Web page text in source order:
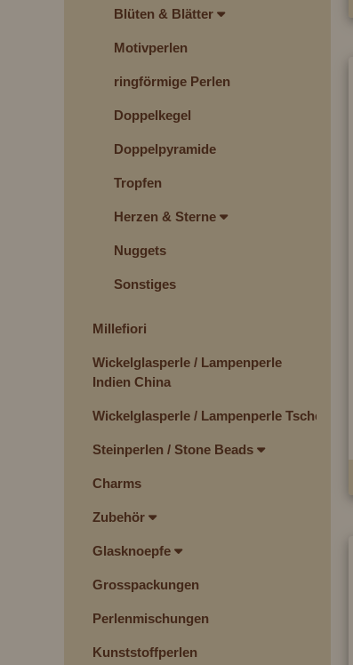
Blüten & Blätter
Motivperlen
ringförmige Perlen
Doppelkegel
Doppelpyramide
Tropfen
Herzen & Sterne
Nuggets
Sonstiges
Millefiori
Wickelglasperle / Lampenperle
Indien China
Wickelglasperle / Lampenperle Tschechien
Steinperlen / Stone Beads
Charms
Zubehör
Glasknoepfe
Grosspackungen
Perlenmischungen
Kunststoffperlen